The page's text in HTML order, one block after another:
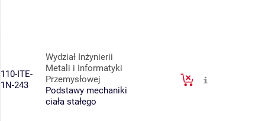
110-ITE-
1N-243
Wydział Inżynierii
Metali i Informatyki
Przemysłowej
Podstawy mechaniki
ciała stałego